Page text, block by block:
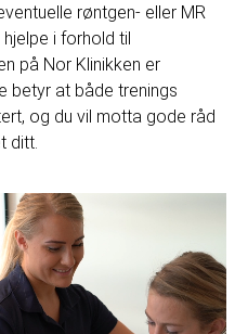
røntgen- eller MR
i forhold til
på Nor Klinikken er
betyr at både trenings
og du vil motta gode råd
ditt.